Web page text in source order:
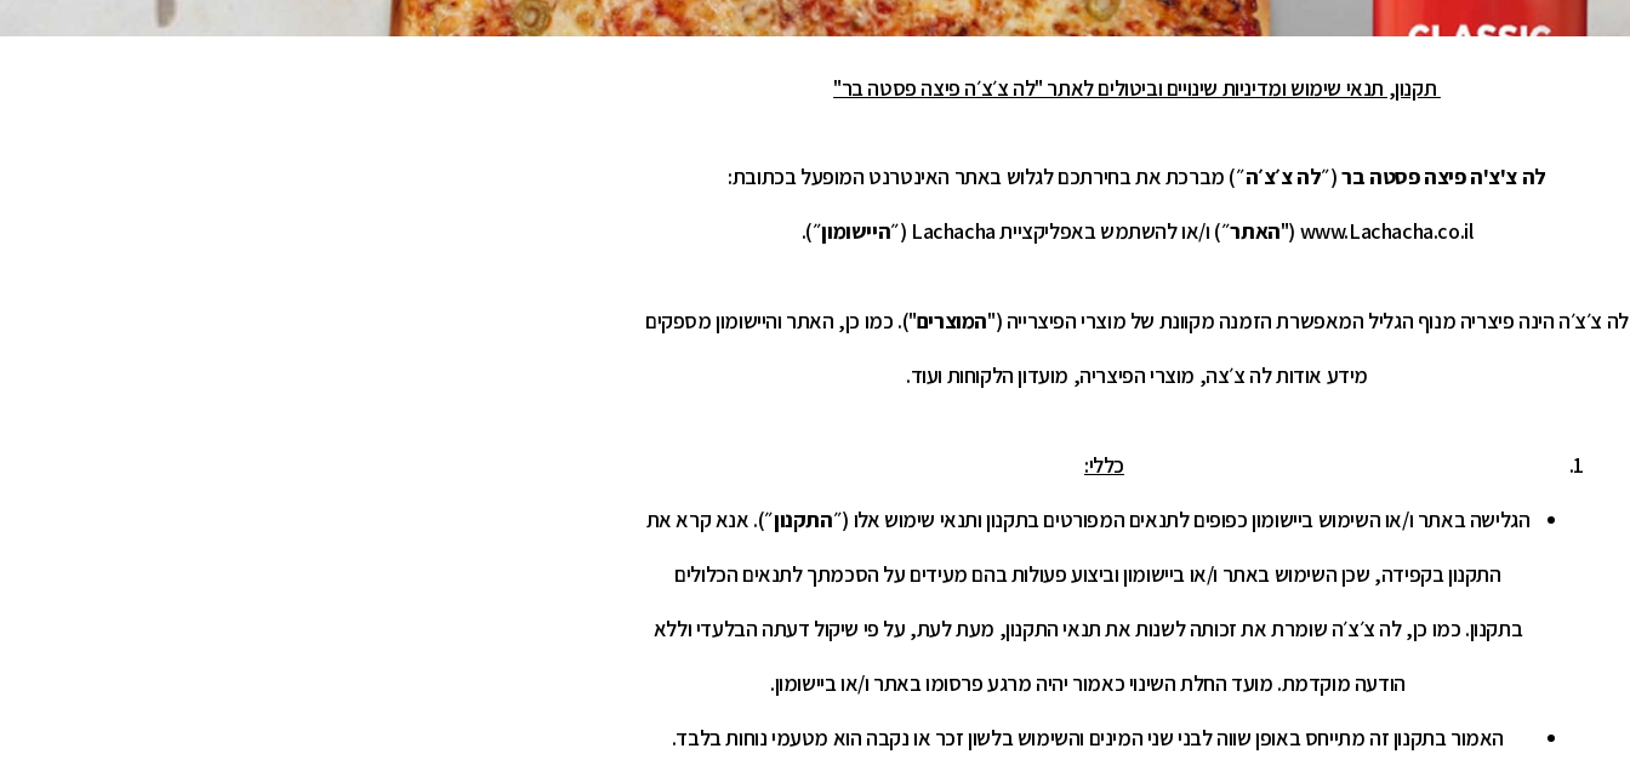
תקנון, תנאי שימוש ומדיניות שינויים וביטולים לאתר "לה צ׳צ׳ה פיצה פסטה בר"
לה צ'צ'ה פיצה פסטה בר(״לה צ׳צ׳ה״) מברכת את בחירתכם לגלוש באתר האינטרנט המופעל בכתובת:
www.Lachacha.co.il ("
האתר״) ו/או להשתמש באפליקציית Lachacha (״ היישומון״).
לה צ׳צ׳ה הינה פיצריה מנוף הגליל המאפשרת הזמנה מקוונת של מוצרי הפיצרייה ("המוצרים"). כמו כן, האתר והיישומון מספקים
מידע אודות לה צ׳צה, מוצרי הפיצריה, מועדון הלקוחות ועוד.
כללי:
הגלישה באתר ו/או השימוש ביישומון כפופים לתנאים המפורטים בתקנון ותנאי שימוש אלו (״התקנון״). אנא קרא את
התקנון בקפידה, שכן השימוש באתר ו/או ביישומון וביצוע פעולות בהם מעידים על הסכמתך לתנאים הכלולים
בתקנון. כמו כן, לה צ׳צ׳ה שומרת את זכותה לשנות את תנאי התקנון, מעת לעת, על פי שיקול דעתה הבלעדי וללא
הודעה מוקדמת. מועד החלת השינוי כאמור יהיה מרגע פרסומו באתר ו/או ביישומון.
האמור בתקנון זה מתייחס באופן שווה לבני שני המינים והשימוש בלשון זכר או נקבה הוא מטעמי נוחות בלבד.